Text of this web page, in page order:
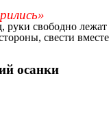
руки свободно лежат
свести вместе
осанки